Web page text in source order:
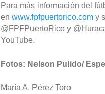
Para más información del
en www.fpfpuertorico.com y
@FPFPuertoRico y
YouTube.
Fotos: Nelson Pulido/
María A. Pérez Toro